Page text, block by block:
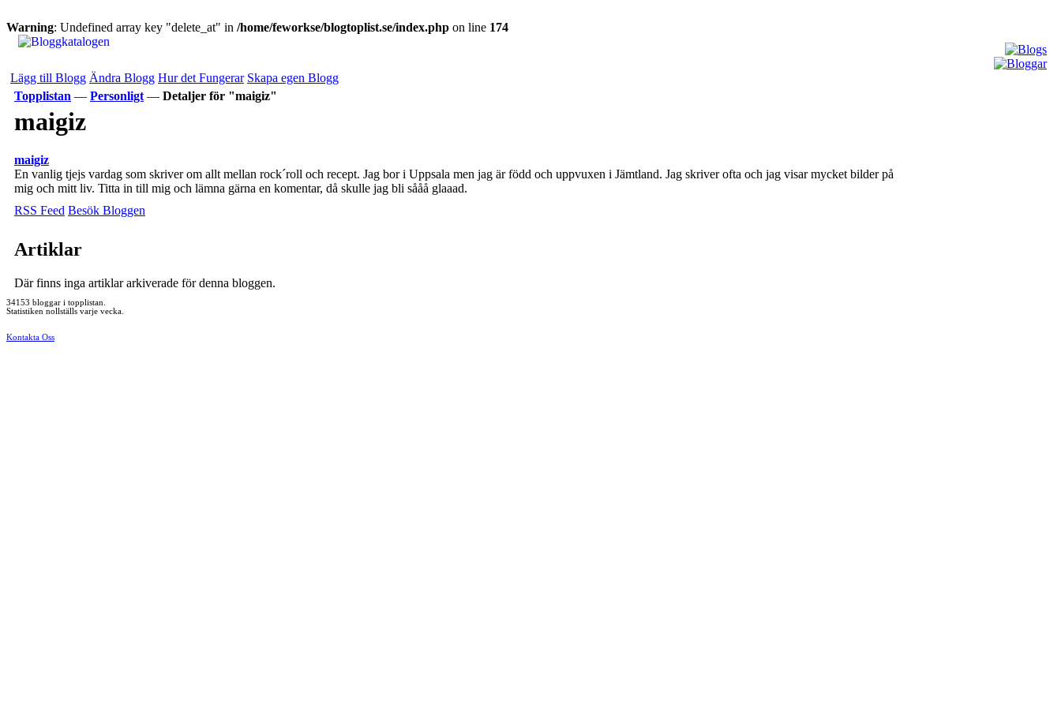
Warning: Undefined array key "delete_at" in /home/feworkse/blogtoplist.se/index.php on line 174
Lägg till Blogg Ändra Blogg Hur det Fungerar Skapa egen Blogg
Topplistan — Personligt — Detaljer för "maigiz"
maigiz
maigiz
En vanlig tjejs vardag som skriver om allt mellan rock´roll och recept. Jag bor i Uppsala men jag är född och uppvuxen i Jämtland. Jag skriver ofta och jag visar mycket bilder på
mig och mitt liv. Titta in till mig och lämna gärna en komentar, då skulle jag bli sååå glaaad.
RSS Feed Besök Bloggen
Artiklar
Där finns inga artiklar arkiverade för denna bloggen.
34153 bloggar i topplistan.
Statistiken nollställs varje vecka.
Kontakta Oss